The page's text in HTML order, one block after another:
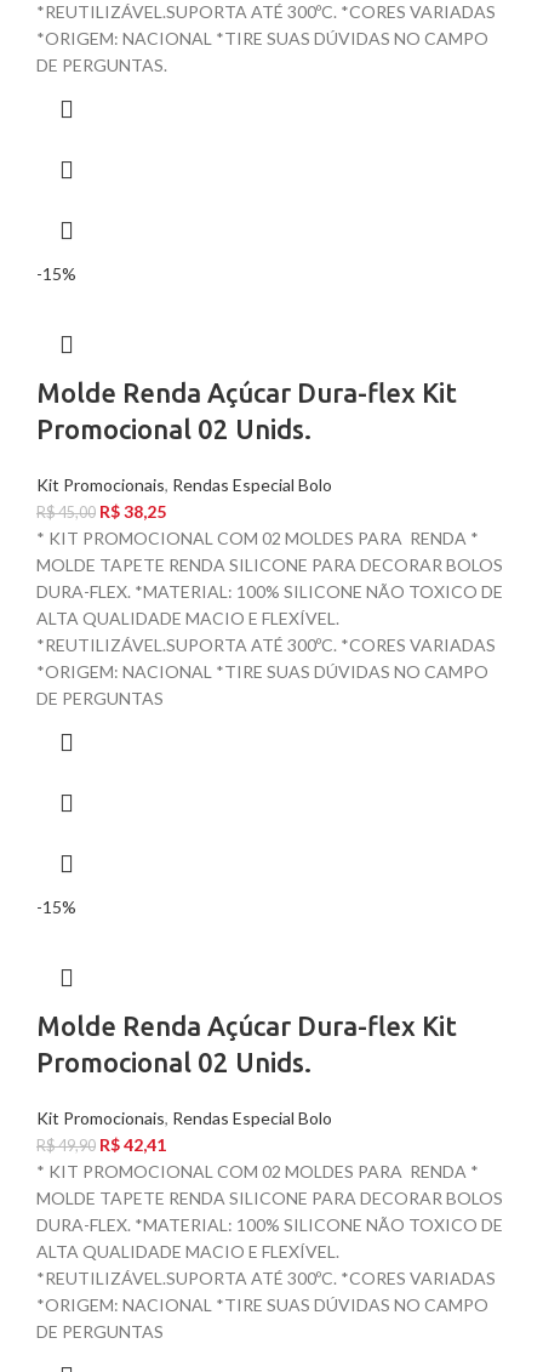
*REUTILIZÁVEL.SUPORTA ATÉ 300ºC. *CORES VARIADAS
*ORIGEM: NACIONAL *TIRE SUAS DÚVIDAS NO CAMPO
DE PERGUNTAS.
-15%
Molde Renda Açúcar Dura-flex Kit
Promocional 02 Unids.
Kit Promocionais, Rendas Especial Bolo
R$45,00 R$38,25
* KIT PROMOCIONAL COM 02 MOLDES PARA RENDA *
MOLDE TAPETE RENDA SILICONE PARA DECORAR BOLOS
DURA-FLEX. *MATERIAL: 100% SILICONE NÃO TOXICO DE
ALTA QUALIDADE MACIO E FLEXÍVEL.
*REUTILIZÁVEL.SUPORTA ATÉ 300ºC. *CORES VARIADAS
*ORIGEM: NACIONAL *TIRE SUAS DÚVIDAS NO CAMPO
DE PERGUNTAS
-15%
Molde Renda Açúcar Dura-flex Kit
Promocional 02 Unids.
Kit Promocionais, Rendas Especial Bolo
R$49,90 R$42,41
* KIT PROMOCIONAL COM 02 MOLDES PARA RENDA *
MOLDE TAPETE RENDA SILICONE PARA DECORAR BOLOS
DURA-FLEX. *MATERIAL: 100% SILICONE NÃO TOXICO DE
ALTA QUALIDADE MACIO E FLEXÍVEL.
*REUTILIZÁVEL.SUPORTA ATÉ 300ºC. *CORES VARIADAS
*ORIGEM: NACIONAL *TIRE SUAS DÚVIDAS NO CAMPO
DE PERGUNTAS